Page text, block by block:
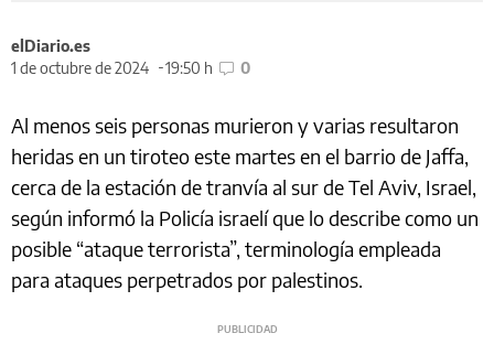
elDiario.es
1 de octubre de 2024
19:50 h 0
Al menos seis personas murieron y varias resultaron
heridas en un tiroteo este martes en el barrio de Jaffa,
cerca de la estación de tranvía al sur de Tel Aviv, Israel,
según informó la Policía israelí que lo describe como un
posible “ataque terrorista”, terminología empleada
para ataques perpetrados por palestinos.